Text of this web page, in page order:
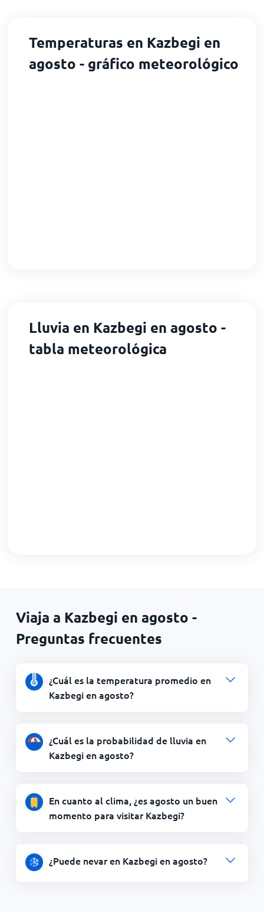
Temperaturas en Kazbegi en
agosto - gráfico meteorológico
Lluvia en Kazbegi en agosto -
tabla meteorológica
Viaja a Kazbegi en agosto -
Preguntas frecuentes
¿Cuál es la temperatura promedio en
Kazbegi en agosto?
¿Cuál es la probabilidad de lluvia en
Kazbegi en agosto?
En cuanto al clima, ¿es agosto un buen
momento para visitar Kazbegi?
¿Puede nevar en Kazbegi en agosto?